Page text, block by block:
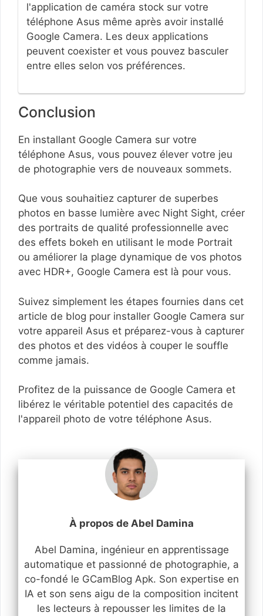
l'application de caméra stock sur votre
téléphone Asus même après avoir installé
Google Camera. Les deux applications
peuvent coexister et vous pouvez basculer
entre elles selon vos préférences.
Conclusion
En installant Google Camera sur votre
téléphone Asus, vous pouvez élever votre jeu
de photographie vers de nouveaux sommets.
Que vous souhaitiez capturer de superbes
photos en basse lumière avec Night Sight, créer
des portraits de qualité professionnelle avec
des effets bokeh en utilisant le mode Portrait
ou améliorer la plage dynamique de vos photos
avec HDR+, Google Camera est là pour vous.
Suivez simplement les étapes fournies dans cet
article de blog pour installer Google Camera sur
votre appareil Asus et préparez-vous à capturer
des photos et des vidéos à couper le souffle
comme jamais.
Profitez de la puissance de Google Camera et
libérez le véritable potentiel des capacités de
l'appareil photo de votre téléphone Asus.
À propos de Abel Damina
Abel Damina, ingénieur en apprentissage
automatique et passionné de photographie, a
co-fondé le GCamBlog Apk. Son expertise en
IA et son sens aigu de la composition incitent
les lecteurs à repousser les limites de la